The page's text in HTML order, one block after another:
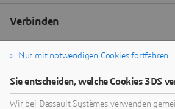
Nur mit notwendigen Cookies fortfahren
Sie entscheiden, welche Cookies 3DS
Wir bei Dassault Systèmes verwenden